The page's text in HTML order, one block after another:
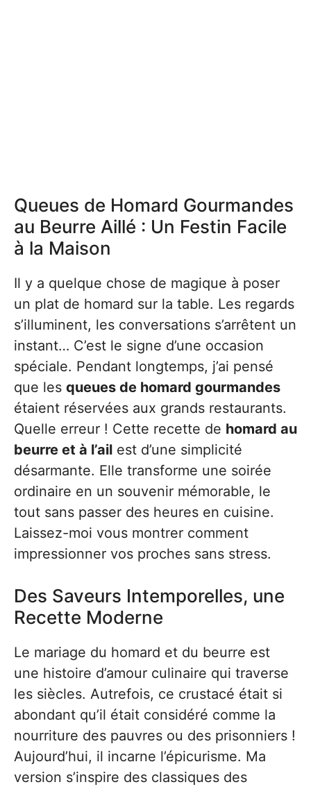
Queues de Homard Gourmandes
au Beurre Aillé : Un Festin Facile
à la Maison
Il y a quelque chose de magique à poser
un plat de homard sur la table. Les regards
s’illuminent, les conversations s’arrêtent un
instant… C’est le signe d’une occasion
spéciale. Pendant longtemps, j’ai pensé
que les queues de homard gourmandes
étaient réservées aux grands restaurants.
Quelle erreur ! Cette recette de homard au
beurre et à l’ail est d’une simplicité
désarmante. Elle transforme une soirée
ordinaire en un souvenir mémorable, le
tout sans passer des heures en cuisine.
Laissez-moi vous montrer comment
impressionner vos proches sans stress.
Des Saveurs Intemporelles, une
Recette Moderne
Le mariage du homard et du beurre est
une histoire d’amour culinaire qui traverse
les siècles. Autrefois, ce crustacé était si
abondant qu’il était considéré comme la
nourriture des pauvres ou des prisonniers !
Aujourd’hui, il incarne l’épicurisme. Ma
version s’inspire des classiques des